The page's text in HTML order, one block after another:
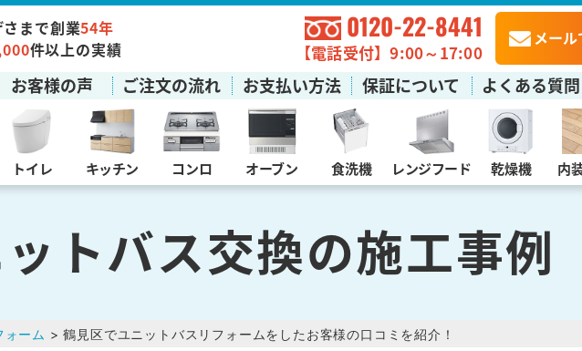
まで創業54年
件以上の実績
0120-22-8441
【電話受付】9:00～17:00
メール
お客様の声 ご注文の流れ お支払い方法 保証について よくある質問
トイレ キッチン コンロ オーブン 食洗機 レンジフード 乾燥機 内
トバス交換の施工事例
ォーム > 鶴見区でユニットバスリフォームをしたお客様の口コミを紹介！